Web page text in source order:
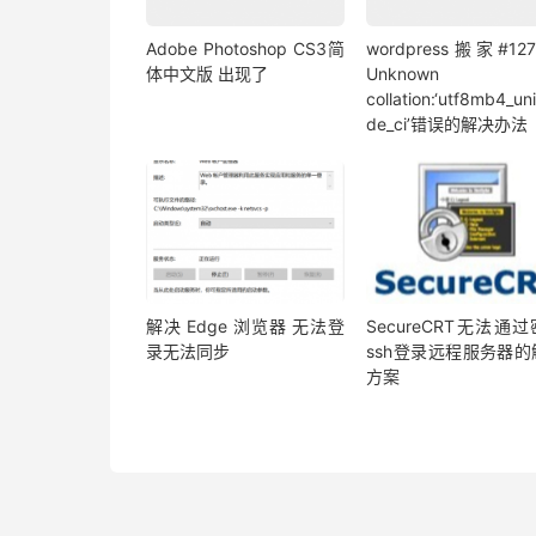
Adobe Photoshop CS3简
体中文版 出现了
wordpress搬家
Unknown
de_ci’错误的解决办法
解决 Edge 浏览器 无法登
录无法同步
SecureCRT无法通过
ssh登录远程服务器的
方案